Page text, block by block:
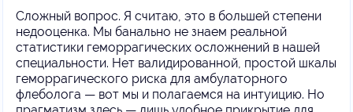
Сложный вопрос. Я считаю, это в большей степени
недооценка. Мы банально не знаем реальной
статистики геморрагических осложнений в нашей
специальности. Нет валидированной, простой шкалы
геморрагического риска для амбулаторного
флеболога — вот мы и полагаемся на интуицию. Но